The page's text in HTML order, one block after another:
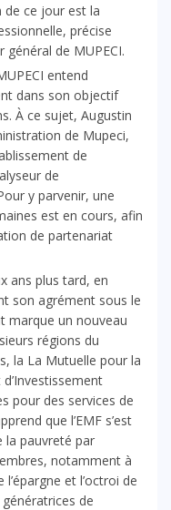
ce jour est la
précise
de MUPECI.
entend
dans son objectif
À ce sujet, Augustin
de Mupeci,
de
de
y parvenir, une
est en cours, afin
de partenariat
ans plus tard, en
son agrément sous le
marque un nouveau
régions du
la La Mutuelle pour la
pour des services de
que l’EMF s’est
la pauvreté par
notamment à
et l’octroi de
de